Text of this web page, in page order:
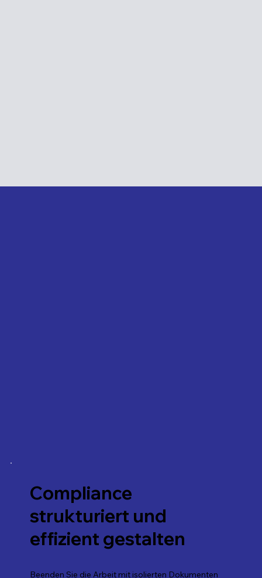
Compliance
strukturiert und
effizient gestalten
Beenden Sie die Arbeit mit isolierten Dokumenten